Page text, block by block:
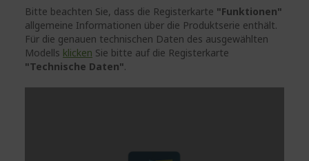
Bitte beachten Sie, dass die Registerkarte "Funktionen"
allgemeine Informationen über die Produktserie enthält.
Für die genauen technischen Daten des ausgewählten
Modells klicken Sie bitte auf die Registerkarte
"Technische Daten".